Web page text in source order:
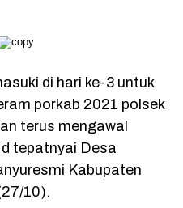
di hari ke-3 untuk
porkab 2021 polsek
terus mengawal
tepatnyai Desa
Kabupaten
10).